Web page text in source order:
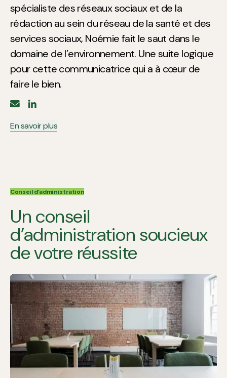
spécialiste des réseaux sociaux et de la
rédaction au sein du réseau de la santé et des
services sociaux, Noémie fait le saut dans le
domaine de l’environnement. Une suite logique
pour cette communicatrice qui a à cœur de
faire le bien.
En savoir plus
Conseil d’administration
Un conseil
d’administration soucieux
de votre réussite